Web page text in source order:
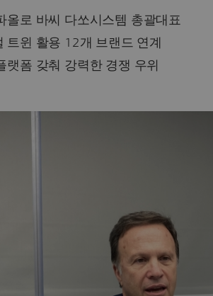
올로 바씨 다쏘시스템 총괄대표
트윈 활용 12개 브랜드 연계
랫폼 갖춰 강력한 경쟁 우위